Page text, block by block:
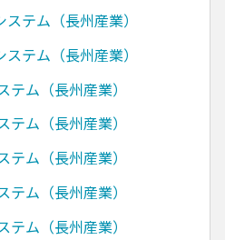
ステム（長州産業）
ステム（長州産業）
テム（長州産業）
テム（長州産業）
テム（長州産業）
テム（長州産業）
テム（長州産業）